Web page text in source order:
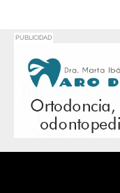
PUBLICIDAD